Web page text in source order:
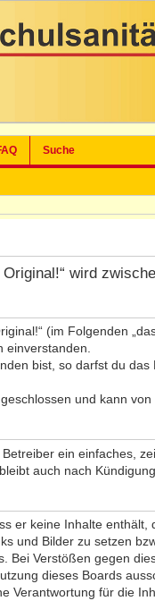
Suche
wird
(im Folgenden
einverstanden.
bist, so darfst du
und kann
ein einfaches,
auch nach
er keine Inhalte
und Bilder zu setzen
Bei Verstößen gegen
dieses Boards
Verantwortung für die